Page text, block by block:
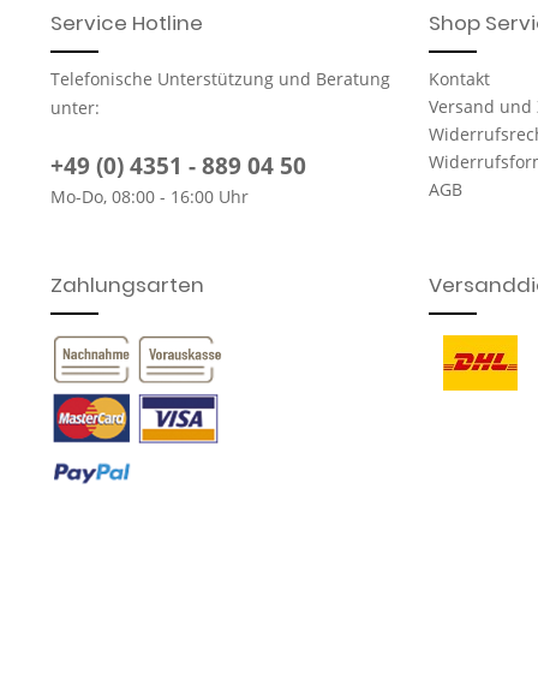
Service Hotline
Telefonische Unterstützung und Beratung
unter:
+49 (0) 4351 - 889 04 50
Mo-Do, 08:00 - 16:00 Uhr
Shop
Kontakt
Versand
AGB
Zahlungsarten